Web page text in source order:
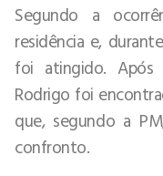
Segundo a
residência e,
foi atingido. Após
Rodrigo foi
que, segundo a
confronto.